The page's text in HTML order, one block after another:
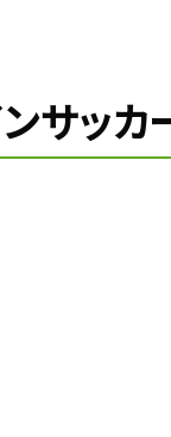
サッカ